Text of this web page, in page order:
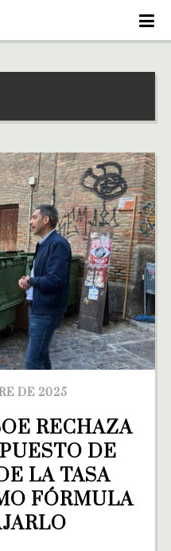
DE 2025
RECHAZA
DE
LA TASA
FÓRMULA